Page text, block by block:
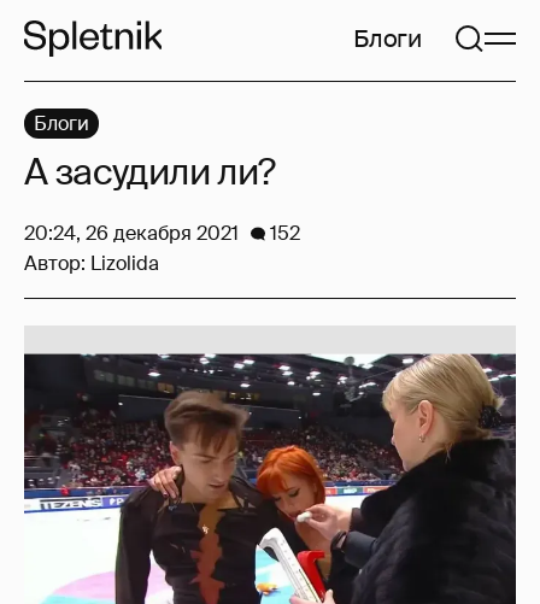
Блоги
Блоги
А засудили ли?
20:24, 26 декабря 2021
152
Автор: Lizolida